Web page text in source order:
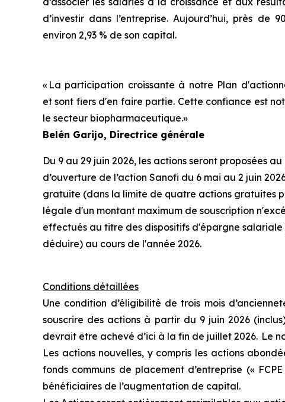
d’investir dans l’entreprise. Aujourd’hui, près
environ 2,93 % de son capital.
« La participation croissante à notre Plan
etsont fiers d'en faire partie. Cette confiance est
le secteur biopharmaceutique.»
Belén Garijo, Directrice générale
Du 9 au 29 juin 2026, les actions seront proposées
d’ouverture de l’action Sanofi du 6 mai au 2 juin
gratuite (dans la limite de quatre actions gratuites
légale d'un montant maximum de souscription
effectués au titre des dispositifs d'épargne salariale
déduire) au cours de l'année 2026.
Conditions détaillées
Une condition d’éligibilité de trois mois
souscrire des actions à partir du 9 juin 2026
devrait être achevé d’ici à la fin de juillet 2026. Le
Les actions nouvelles, y compris les actions
fonds communs de placement d’entreprise («
bénéficiaires de l’augmentation de capital.